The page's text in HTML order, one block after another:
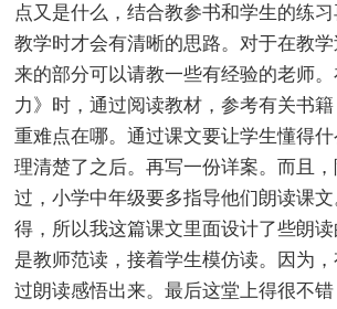
点又是什么，结合教参书和学生的练
教学时才会有清晰的思路。对于在教
来的部分可以请教一些有经验的老师
力》时，通过阅读教材，参考有关书
重难点在哪。通过课文要让学生懂得
理清楚了之后。再写一份详案。而且
过，小学中年级要多指导他们朗读课
得，所以我这篇课文里面设计了些朗
是教师范读，接着学生模仿读。因为
过朗读感悟出来。最后这堂上得很不